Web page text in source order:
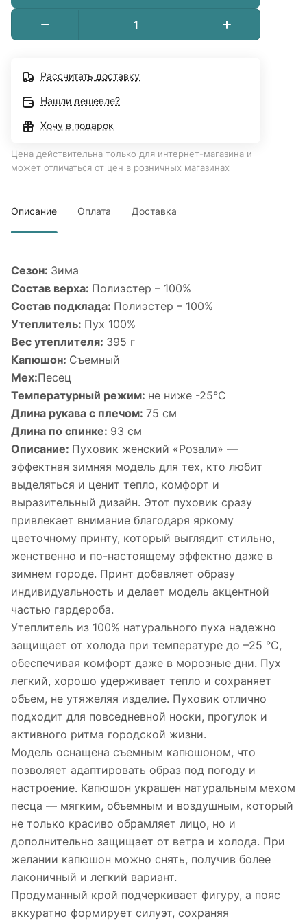
Рассчитать доставку
Нашли дешевле?
Хочу в подарок
Цена действительна только для интернет-магазина и
может отличаться от цен в розничных магазинах
Описание Оплата Доставка
Сезон: Зима
Состав верха: Полиэстер – 100%
Состав подклада: Полиэстер – 100%
Утеплитель: Пух 100%
Вес утеплителя: 395 г
Капюшон: Съемный
Мех:Песец
Температурный режим: не ниже -25°С
Длина рукава с плечом: 75 см
Длина по спинке: 93 см
Описание: Пуховик женский «Розали» —
эффектная зимняя модель для тех, кто любит
выделяться и ценит тепло, комфорт и
выразительный дизайн. Этот пуховик сразу
привлекает внимание благодаря яркому
цветочному принту, который выглядит стильно,
женственно и по-настоящему эффектно даже в
зимнем городе. Принт добавляет образу
индивидуальность и делает модель акцентной
частью гардероба.
Утеплитель из 100% натурального пуха надежно
защищает от холода при температуре до –25 °C,
обеспечивая комфорт даже в морозные дни. Пух
легкий, хорошо удерживает тепло и сохраняет
объем, не утяжеляя изделие. Пуховик отлично
подходит для повседневной носки, прогулок и
активного ритма городской жизни.
Модель оснащена съемным капюшоном, что
позволяет адаптировать образ под погоду и
настроение. Капюшон украшен натуральным мехом
песца — мягким, объемным и воздушным, который
не только красиво обрамляет лицо, но и
дополнительно защищает от ветра и холода. При
желании капюшон можно снять, получив более
лаконичный и легкий вариант.
Продуманный крой подчеркивает фигуру, а пояс
аккуратно формирует силуэт, сохраняя